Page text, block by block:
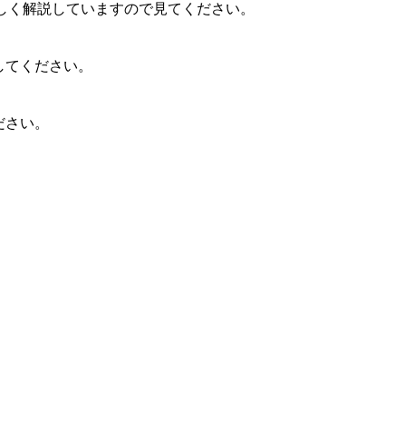
解説していますので見てください。
ください。
い。